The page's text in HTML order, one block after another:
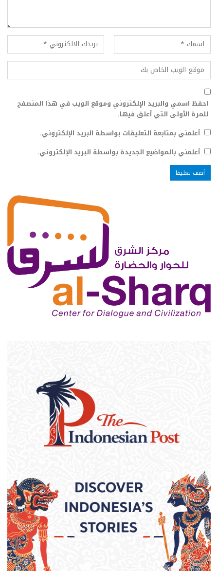
احفظ اسمي والبريد الإلكتروني وموقع الويب في هذا المتصفح
للمرة الأولى التي أعلق فيها.
أعلمني بمتابعة التعليقات بواسطة البريد الإلكتروني.
أعلمني بالمواضيع الجديدة بواسطة البريد الإلكتروني.